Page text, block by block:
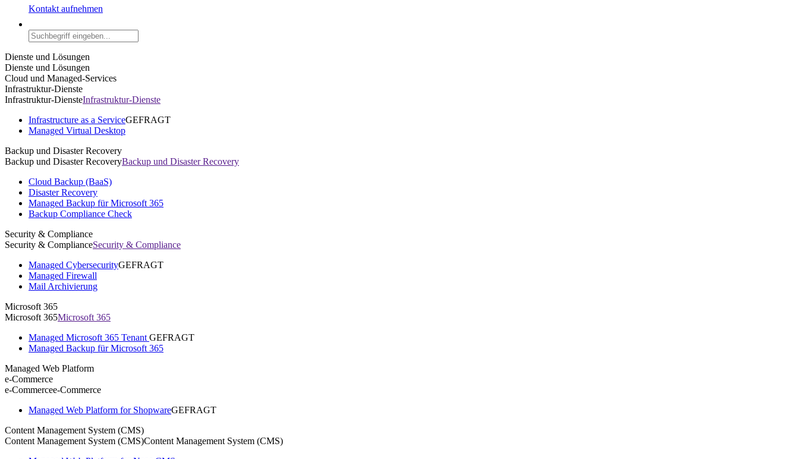
Kontakt aufnehmen
Dienste und Lösungen
Dienste und Lösungen
Cloud und Managed-Services
Infrastruktur-Dienste
Infrastruktur-DiensteInfrastruktur-Dienste
Infrastructure as a ServiceGEFRAGT
Managed Virtual Desktop
Backup und Disaster Recovery
Backup und Disaster RecoveryBackup und Disaster Recovery
Cloud Backup (BaaS)
Disaster Recovery
Managed Backup für Microsoft 365
Backup Compliance Check
Security & Compliance
Security & ComplianceSecurity & Compliance
Managed CybersecurityGEFRAGT
Managed Firewall
Mail Archivierung
Microsoft 365
Microsoft 365Microsoft 365
Managed Microsoft 365 Tenant GEFRAGT
Managed Backup für Microsoft 365
Managed Web Platform
e-Commerce
e-Commercee-Commerce
Managed Web Platform for ShopwareGEFRAGT
Content Management System (CMS)
Content Management System (CMS)Content Management System (CMS)